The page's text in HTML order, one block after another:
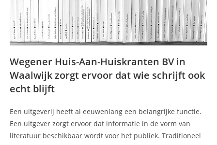
Wegener Huis-Aan-Huiskranten BV in
Waalwijk zorgt ervoor dat wie schrijft ook
echt blijft
Een uitgeverij heeft al eeuwenlang een belangrijke functie.
Een uitgever zorgt ervoor dat informatie in de vorm van
literatuur beschikbaar wordt voor het publiek. Traditioneel